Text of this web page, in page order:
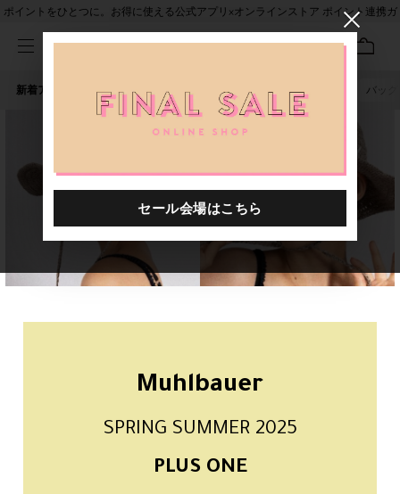
ポイントをひとつに。お得に使える公式アプリ×オンラインストア ポイント連携ガ
新着アイテム 人気ワード セール 40th限定 バッグ
Muhlbauer
SPRING SUMMER 2025
PLUS ONE